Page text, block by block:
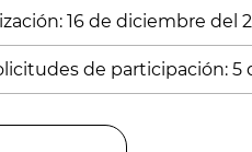
16 de diciembre del
de participación: 5